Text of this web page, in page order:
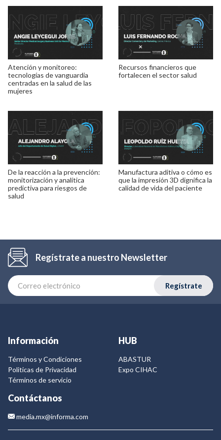
Atención y monitoreo:
tecnologías de vanguardia
centradas en la salud de las
mujeres
Recursos financieros que
fortalecen el sector salud
De la reacción a la prevención:
monitorización y analítica
predictiva para riesgos de
salud
Manufactura aditiva o cómo es
que la impresión 3D dignifica la
calidad de vida del paciente
Regístrate a nuestro Newsletter
Regístrate
Información
Términos y Condiciones
Politicas de Privacidad
Términos de servicio
HUB
ABASTUR
Expo CIHAC
Contáctanos
media.mx@informa.com